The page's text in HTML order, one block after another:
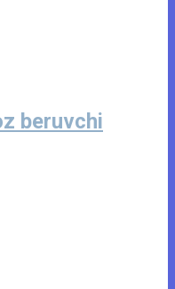
beruvchi